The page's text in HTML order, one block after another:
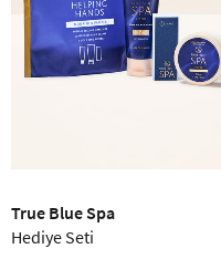
True Blue Spa
Hediye Seti